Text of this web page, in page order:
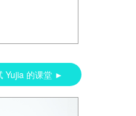
Yujia 的课堂 ►